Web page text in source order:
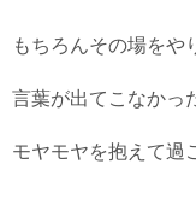
もちろんその場をや
言葉が出てこなかっ
モヤモヤを抱えて過